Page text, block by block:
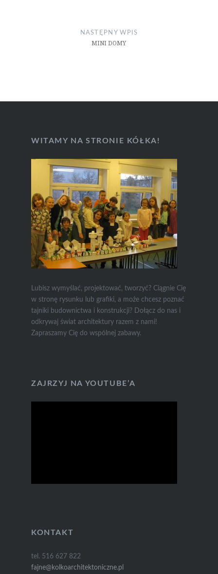
NASTĘPNY WPIS
MINI DOMY
WITAMY NA STRONIE KÓŁKA!
Lubisz wymyślać, projektować, tworzyć? Ciągnie Cię
w stronę rysunku lub grafiki, a może chcesz poznać
tajniki budownictwa i konstrukcji? Dołącz do nas i
odkrywaj świat architektury razem z nami!
Zapraszamy Cię do wspólnej zabawy.
ZAJRZYJ NA YOUTUBE’A
KONTAKT
tel. 516 627 822
fajne@kolkoarchitektoniczne.pl